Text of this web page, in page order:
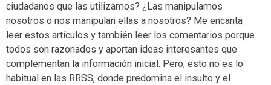
ciudadanos que las utilizamos? ¿Las manipulamos
nosotros o nos manipulan ellas a nosotros? Me encanta
leer estos artículos y también leer los comentarios porque
todos son razonados y aportan ideas interesantes que
complementan la información inicial. Pero, esto no es lo
habitual en las RRSS, donde predomina el insulto y el